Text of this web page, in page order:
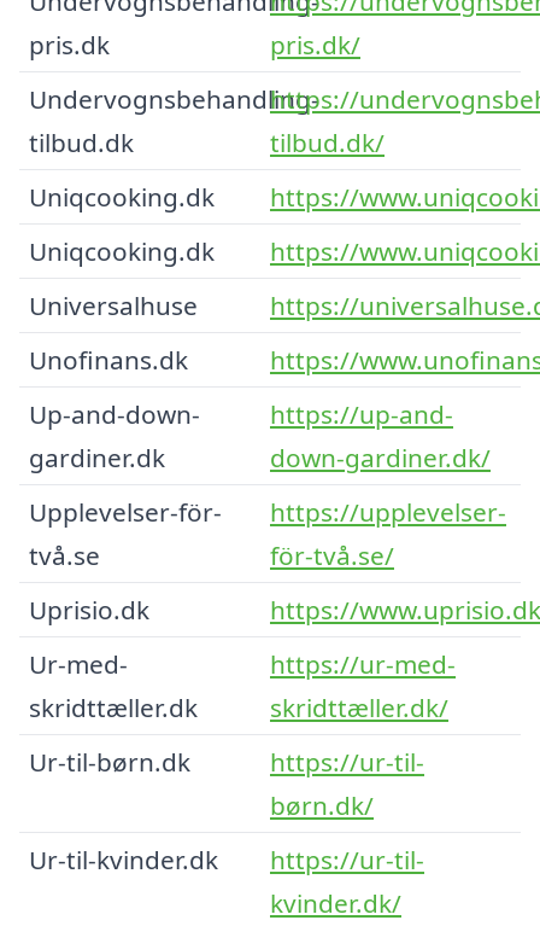
pris.dk
pris.dk/
Undervognsbehandling-
tilbud.dk
https://
tilbud.dk/
Uniqcooking.dk
https://
Uniqcooking.dk
https://
Universalhuse
https://
Unofinans.dk
https://
Up-and-down-
gardiner.dk
https://up-and-
down-gardiner.dk/
Upplevelser-för-
två.se
https://upplevelser-
för-två.se/
Uprisio.dk
https://
Ur-med-
skridttæller.dk
https://ur-med-
skridttæller.dk/
Ur-til-børn.dk
https://ur-til-
børn.dk/
Ur-til-kvinder.dk
https://ur-til-
kvinder.dk/